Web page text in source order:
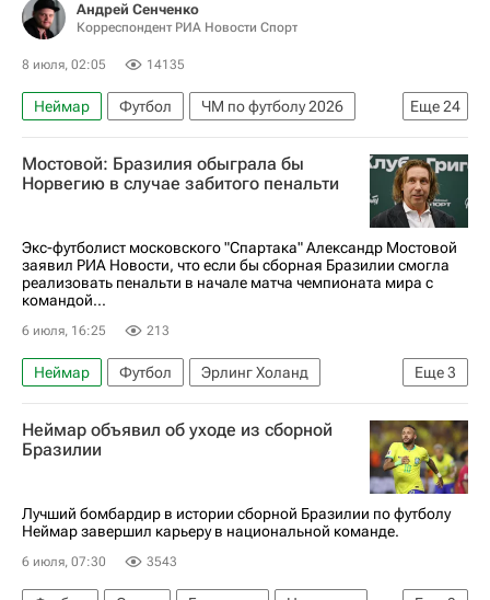
Андрей Сенченко
Корреспондент РИА Новости Спорт
8 июля, 02:05 14135
Еще24
Неймар Футбол
ЧМ по футболу 2026
Португалия
Аргентина
Канада
Марокко
Франция
Парагвай
Англия
Испания
США Бельгия
Египет
Колумбия
Швейцария
Криштиану Роналду
Эрлинг Холанд
Мохамед Салах
Авторы РИА Новости Спорт
Мостовой: Бразилия обыграла бы
Норвегию в случае забитого пенальти
Экс-футболист московского "Спартака" Александр Мостовой
заявил РИА Новости, что если бы сборная Бразилии смогла
реализовать пенальти в начале матча чемпионата мира с
командой...
6 июля, 16:25 213
Еще3
Неймар Футбол
Эрлинг Холанд
Александр Мостовой
Спартак Москва
ЧМ по футболу 2026
Неймар объявил об уходе из сборной
Бразилии
Лучший бомбардир в истории сборной Бразилии по футболу
Неймар завершил карьеру в национальной команде.
6 июля, 07:30 3543